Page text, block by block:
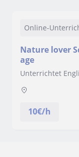
Online-
Nature lover
age
Unterrichtet
10€/h